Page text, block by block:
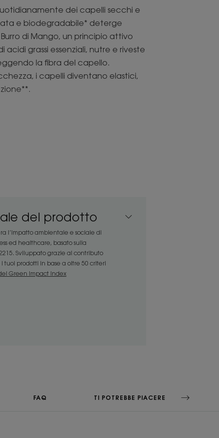
dei capelli secchi e
e biodegradabile* deterge
di Mango, un principio attivo
grassi essenziali, nutre e riveste
la fibra del capello.
i capelli diventano elastici,
idrata, leviga e ricopre la
attivo di origine vegetale ricco di
dall’inaridimento.
del prodotto
l’impatto ambientale e sociale di
ed healthcare, basato sulla
Sviluppato grazie al contributo
tuoi prodotti in base a oltre 50 criteri
Green Impact Index
FAQ TI POTREBBE PIACERE ANCHE